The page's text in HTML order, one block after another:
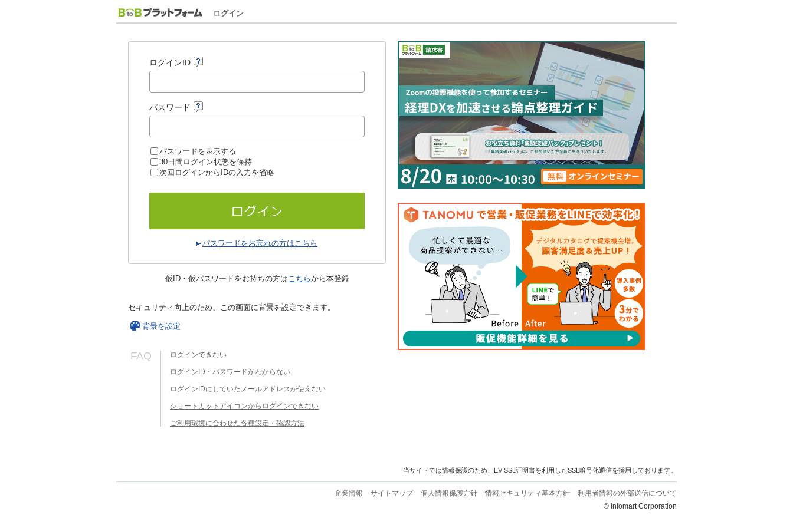
ログイン
ログインID
パスワード
パスワードを表示する
30日間ログイン状態を保持
次回ログインからIDの入力を省略
パスワードをお忘れの方はこちら
仮ID・仮パスワードをお持ちの方はこちらから本登録
セキュリティ向上のため、この画面に背景を設定できます。
背景を設定
FAQ ログインできない
ログインID・パスワードがわからない
ログインIDにしていたメールアドレスが使えない
ショートカットアイコンからログインできない
ご利用環境に合わせた各種設定・確認方法
当サイトでは情報保護のため、EV SSL証明書を利用したSSL暗号化通信を採用しております。
企業情報 サイトマップ 個人情報保護方針 情報セキュリティ基本方針
利用者情報の外部送信について
© Infomart Corporation